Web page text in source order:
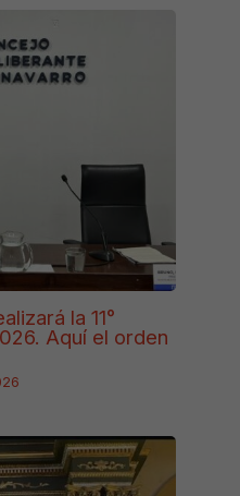
la 11°
Aquí el orden